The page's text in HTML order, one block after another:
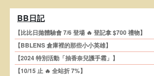
BB日記
【比比日拋體驗會 7/6 登場 🔥 登記拿 $700 禮物】
【BBLENS 倉庫裡的那些小小英雄】
【2024 特別活動「抽香奈兒護手霜」】
【10/15 止 🔥 全站折 7%】